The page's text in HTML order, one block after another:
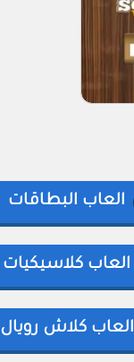
العاب البطاقات
العاب كلاسيكيات
العاب كلاش رويال